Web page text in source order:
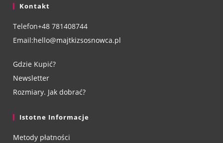
Kontakt
Telefon+48 781408744
Email:hello@majtkizsosnowca.pl
Gdzie Kupić?
Newsletter
Rozmiary. Jak dobrać?
Istotne Informacje
Metody płatności